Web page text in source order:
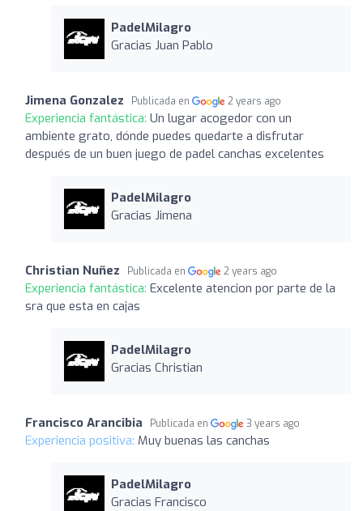
PadelMilagro
Gracias Juan Pablo
Jimena Gonzalez Publicada en 2 years ago
Experiencia fantástica: Un lugar acogedor con un
ambiente grato, dónde puedes quedarte a disfrutar
después de un buen juego de padel canchas excelentes
PadelMilagro
Gracias Jimena
Christian Nuñez Publicada en 2 years ago
Experiencia fantástica: Excelente atencion por parte de la
sra que esta en cajas
PadelMilagro
Gracias Christian
Francisco Arancibia Publicada en 3 years ago
Experiencia positiva: Muy buenas las canchas
PadelMilagro
Gracias Francisco